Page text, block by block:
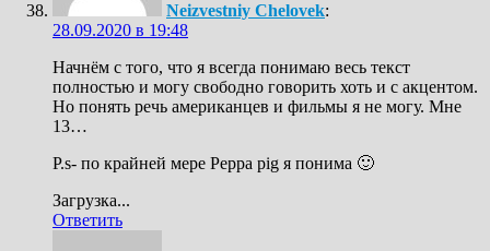
Neizvestniy Chelovek:
28.09.2020 в 19:48
Начнём с того, что я всегда понимаю весь текст
полностью и могу свободно говорить хоть и с акцентом.
Но понять речь американцев и фильмы я не могу. Мне
13…
P.s- по крайней мере Peppa pig я понима 🙂
Загрузка...
Ответить